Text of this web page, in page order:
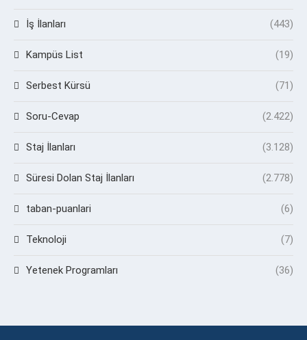
İş İlanları (443)
Kampüs List (19)
Serbest Kürsü (71)
Soru-Cevap (2.422)
Staj İlanları (3.128)
Süresi Dolan Staj İlanları (2.778)
taban-puanlari (6)
Teknoloji (7)
Yetenek Programları (36)